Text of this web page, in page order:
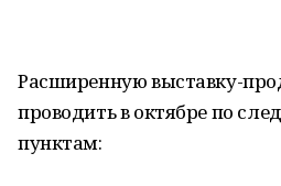
Расширенную выставку-
проводить в октябре по
пунктам: